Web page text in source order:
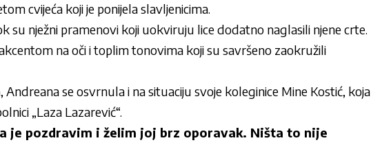
cvijeća koji je ponijela slavljenicima.
su nježni pramenovi koji uokviruju lice dodatno naglasili njene crte.
na oči i toplim tonovima koji su savršeno zaokružili
se osvrnula i na situaciju svoje koleginice Mine Kostić, koja
„Laza Lazarević“.
je pozdravim i želim joj brz oporavak. Ništa to nije